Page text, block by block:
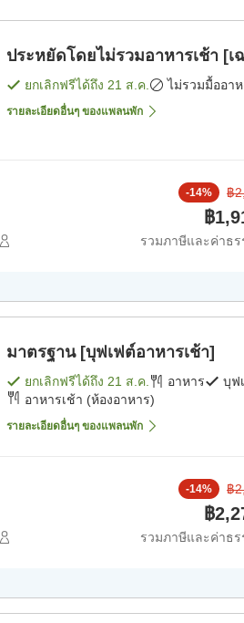
ประหยัดโดยไม่รวมอาหารเช้า [เ
ยกเลิกฟรีได้ถึง 21 ส.ค. ไม่รวมมื้ออา
รายละเอียดอื่นๆ ของแพลนพัก
-14% ฿
฿
รวมภาษีและค่าธร
มาตรฐาน [บุฟเฟต์อาหารเช้า]
ยกเลิกฟรีได้ถึง 21 ส.ค. อาหาร
บุฟ
อาหารเช้า (ห้องอาหาร)
รายละเอียดอื่นๆ ของแพลนพัก
-14% ฿
฿
รวมภาษีและค่าธร